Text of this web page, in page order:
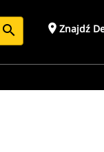
search place Znajdź